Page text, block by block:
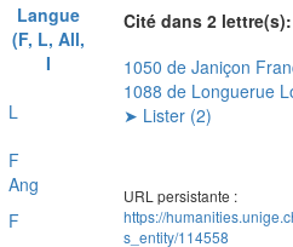
Langue
(F, L, All,
I
L
F
Ang
F
Cité dans 2 lettre(s):
1050 de Janiçon
1088 de Longuerue
➤ Lister (2)
URL persistante :
https://
s_entity/114558